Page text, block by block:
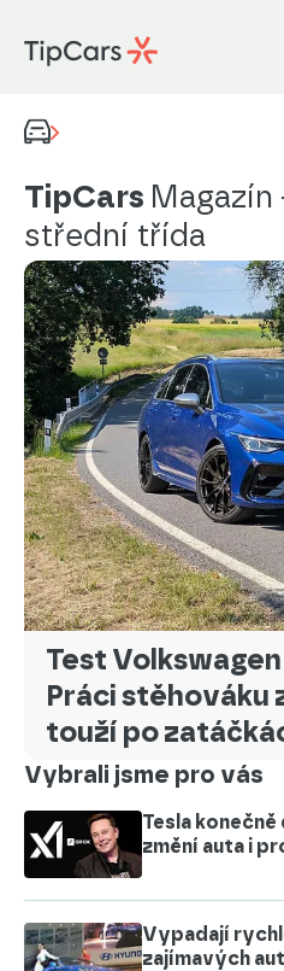
TipCars Magazín
střední třída
Test
Práci stěhováku
touží po
Vybrali jsme pro vás
Tesla
změní auta i
Vypadají
zajímavých